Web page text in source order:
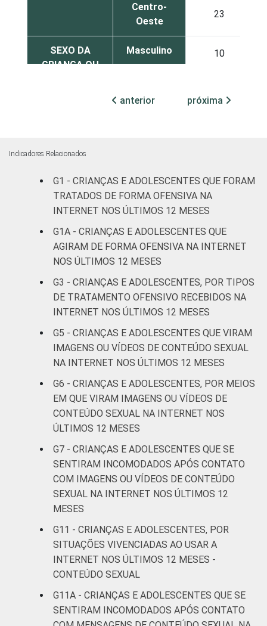
Centro-
Oeste
23
SEXO DA
CRIANÇA OU
Masculino 10
RESPONSÁVEIS
Fundamental
II
9
mais
13
FAIXA ETÁRIA
DA CRIANÇA
OU DO
ADOLESCENTE
De 9 a 10
anos
De 11 a 12
De 13 a 14
anos
14
De 15 a 17
anos
15
FAMILIAR
Mais de 1
SM até 2 SM
11
SM até 3 SM
Mais de 3
Não tem
renda
16
anterior próxima
Indicadores Relacionados
G1 - CRIANÇAS E ADOLESCENTES QUE FORAM
TRATADOS DE FORMA OFENSIVA NA
INTERNET NOS ÚLTIMOS 12 MESES
G1A - CRIANÇAS E ADOLESCENTES QUE
AGIRAM DE FORMA OFENSIVA NA INTERNET
NOS ÚLTIMOS 12 MESES
G3 - CRIANÇAS E ADOLESCENTES, POR TIPOS
DE TRATAMENTO OFENSIVO RECEBIDOS NA
INTERNET NOS ÚLTIMOS 12 MESES
G5 - CRIANÇAS E ADOLESCENTES QUE VIRAM
IMAGENS OU VÍDEOS DE CONTEÚDO SEXUAL
NA INTERNET NOS ÚLTIMOS 12 MESES
G6 - CRIANÇAS E ADOLESCENTES, POR MEIOS
EM QUE VIRAM IMAGENS OU VÍDEOS DE
CONTEÚDO SEXUAL NA INTERNET NOS
ÚLTIMOS 12 MESES
G7 - CRIANÇAS E ADOLESCENTES QUE SE
SENTIRAM INCOMODADOS APÓS CONTATO
COM IMAGENS OU VÍDEOS DE CONTEÚDO
SEXUAL NA INTERNET NOS ÚLTIMOS 12
MESES
G11 - CRIANÇAS E ADOLESCENTES, POR
SITUAÇÕES VIVENCIADAS AO USAR A
INTERNET NOS ÚLTIMOS 12 MESES -
CONTEÚDO SEXUAL
G11A - CRIANÇAS E ADOLESCENTES QUE SE
SENTIRAM INCOMODADOS APÓS CONTATO